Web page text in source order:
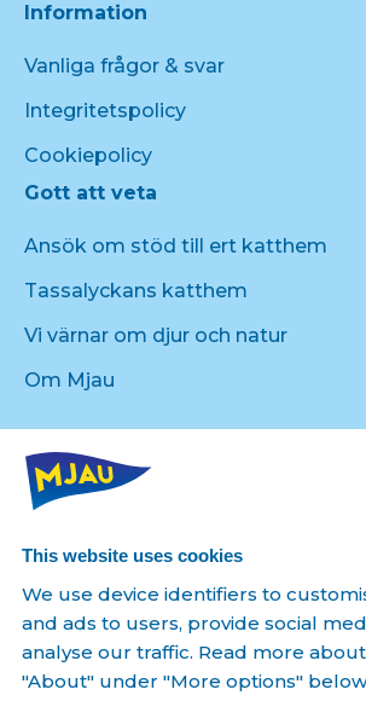
This website uses cookies
We use device identifiers to
and ads to users, provide social
analyse our traffic. Read more
"About" under "More options"
Information
Vanliga frågor & svar
Integritetspolicy
Cookiepolicy
Gott att veta
Ansök om stöd till ert katthem
Tassalyckans katthem
Vi värnar om djur och natur
Om Mjau
Produkter från Mjau
Kattmat
Följ oss